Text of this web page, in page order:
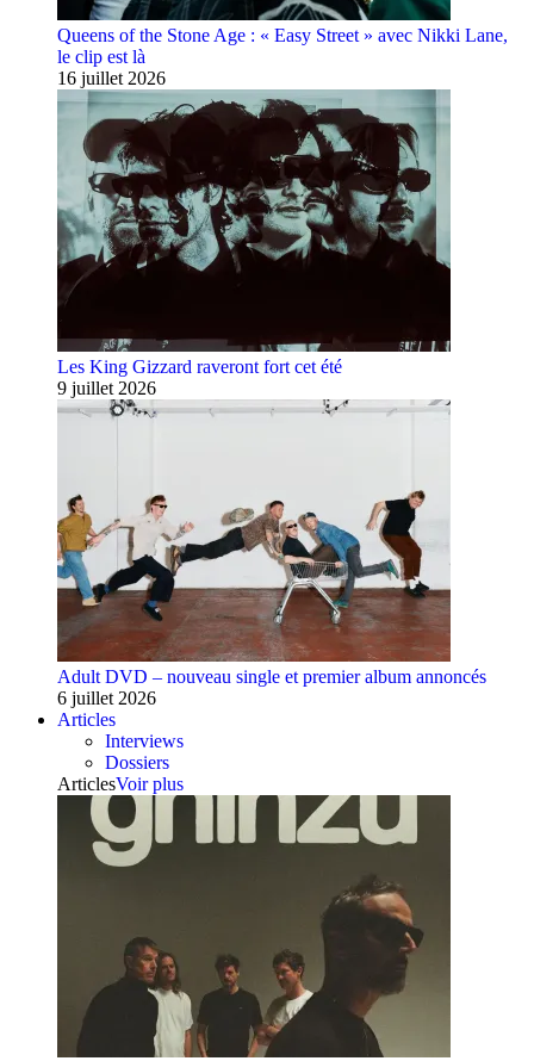
Queens of the Stone Age : « Easy Street » avec Nikki Lane,
le clip est là
16 juillet 2026
Les King Gizzard raveront fort cet été
9 juillet 2026
Adult DVD – nouveau single et premier album annoncés
6 juillet 2026
Articles
Interviews
Dossiers
ArticlesVoir plus